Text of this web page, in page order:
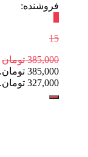
فروشنده:
15
385,000 تومان
385,000 تومان.
327,000 تومان.